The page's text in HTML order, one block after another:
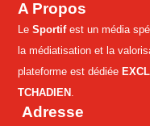
A Propos
LeSportifest un média
la médiatisation et la
plateforme est dédiée
TCHADIEN .
Adresse